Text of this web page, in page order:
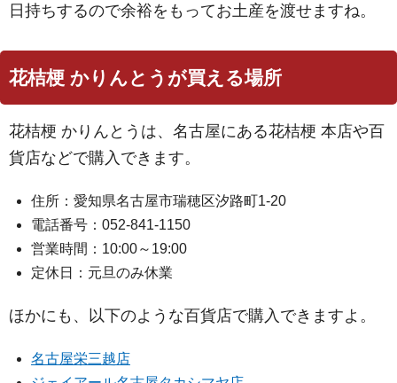
日持ちするので余裕をもってお土産を渡せますね。
花桔梗 かりんとうが買える場所
花桔梗 かりんとうは、名古屋にある花桔梗 本店や百
貨店などで購入できます。
住所：愛知県名古屋市瑞穂区汐路町1-20
電話番号：052-841-1150
営業時間：10:00～19:00
定休日：元旦のみ休業
ほかにも、以下のような百貨店で購入できますよ。
名古屋栄三越店